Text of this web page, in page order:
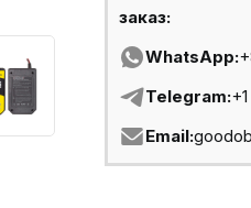
заказ:
WhatsApp:
Telegram:
Email: